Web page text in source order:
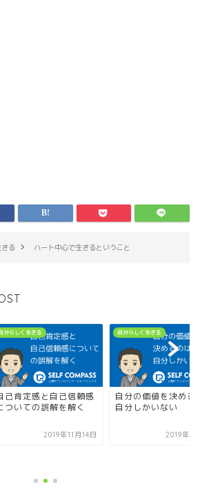
る ハート中心で生きるということ
分らしく生きる
己肯定感と自己信頼感
ついての誤解を解く
2019年11月14日
自分らしく生きる
自分の価値を決める
自分しかいない
2019年8